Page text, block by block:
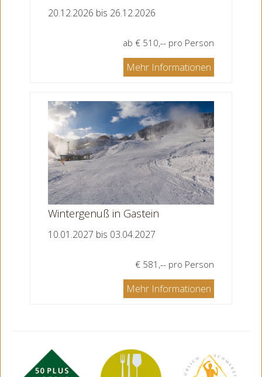
20.12.2026 bis 26.12.2026
ab € 510,-- pro Person
Mehr Informationen
Wintergenuß in Gastein
10.01.2027 bis 03.04.2027
€ 581,-- pro Person
Mehr Informationen